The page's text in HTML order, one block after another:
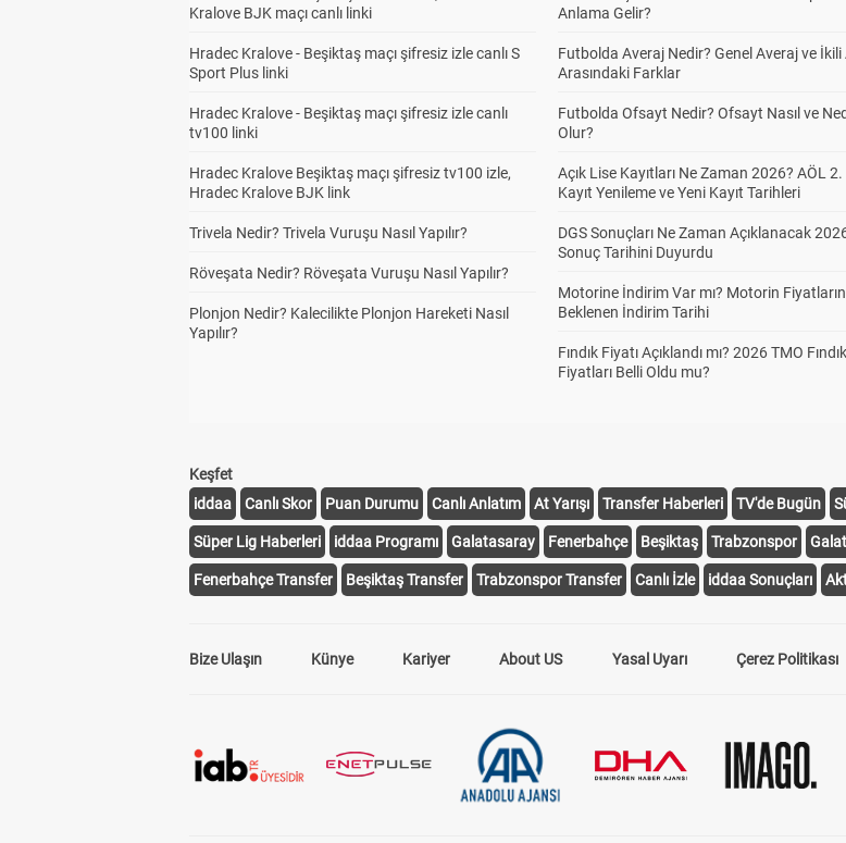
Kralove BJK maçı canlı linki
Hradec Kralove - Beşiktaş maçı şifresiz izle canlı S
Sport Plus linki
Hradec Kralove - Beşiktaş maçı şifresiz izle canlı
tv100 linki
Hradec Kralove Beşiktaş maçı şifresiz tv100 izle,
Hradec Kralove BJK link
Trivela Nedir? Trivela Vuruşu Nasıl Yapılır?
Röveşata Nedir? Röveşata Vuruşu Nasıl Yapılır?
Plonjon Nedir? Kalecilikte Plonjon Hareketi Nasıl
Yapılır?
Anlama Gelir?
Futbolda Averaj Nedir? Genel Averaj ve İkili
Arasındaki Farklar
Futbolda Ofsayt Nedir? Ofsayt Nasıl ve
Olur?
Açık Lise Kayıtları Ne Zaman 2026? AÖL
Kayıt Yenileme ve Yeni Kayıt Tarihleri
DGS Sonuçları Ne Zaman Açıklanacak
Sonuç Tarihini Duyurdu
Motorine İndirim Var mı? Motorin
Beklenen İndirim Tarihi
Fındık Fiyatı Açıklandı mı? 2026 TMO
Fiyatları Belli Oldu mu?
Keşfet
iddaa
Canlı Skor Puan Durumu Canlı Anlatım At Yarışı Transfer Haberleri TV'de Bugün
Süper Lig Haberleri iddaa Programı Galatasaray Fenerbahçe Beşiktaş Trabzonspor
Fenerbahçe Transfer Beşiktaş Transfer Trabzonspor Transfer Canlı İzle iddaa Sonuçları
Bize Ulaşın Künye Kariyer About US Yasal Uyarı Çerez Politikası